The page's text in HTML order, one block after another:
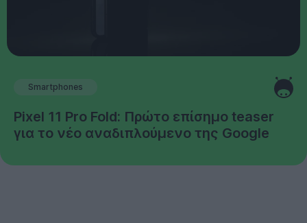
Smartphones
Pixel 11 Pro Fold: Πρώτο επίσημο teaser
για το νέο αναδιπλούμενο της Google